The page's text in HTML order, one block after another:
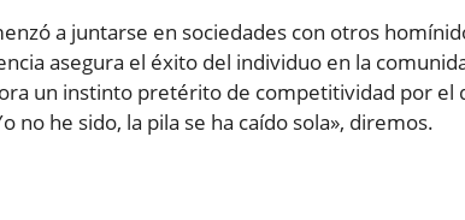
a juntarse en sociedades con otros
asegura el éxito del individuo en la
un instinto pretérito de competitividad por el
he sido, la pila se ha caído sola», diremos.